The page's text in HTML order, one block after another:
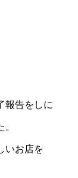
報告をしに
いお店を